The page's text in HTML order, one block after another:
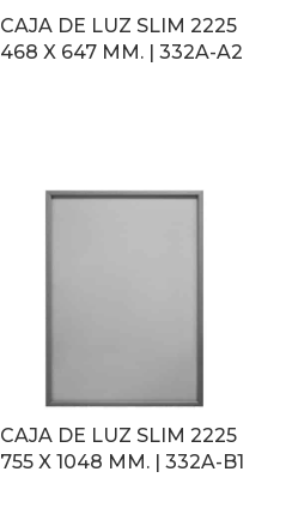
CAJA DE LUZ SLIM 2225
468 X 647 MM. | 332A-A2
CAJA DE LUZ SLIM 2225
755 X 1048 MM. | 332A-B1